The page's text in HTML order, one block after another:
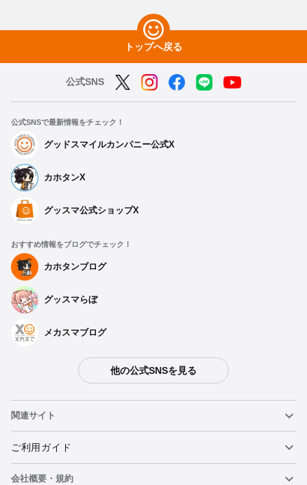
トップへ戻る
公式SNS
公式SNSで最新情報をチェック！
グッドスマイルカンパニー公式X
カホタンX
グッスマ公式ショップX
おすすめ情報をブログでチェック！
カホタンブログ
グッスマらぼ
メカスマブログ
他の公式SNSを見る
関連サイト
ねんどろいど
ねんどろいどフェイスメーカー
ご利用ガイド
重要なお知らせ
会社概要・規約